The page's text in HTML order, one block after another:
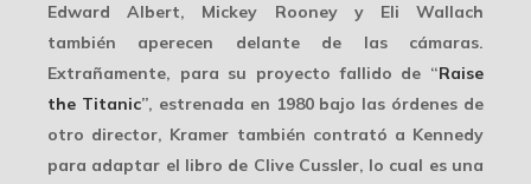
Edward Albert, Mickey Rooney y Eli Wallach
también aperecen delante de las cámaras.
Extrañamente, para su proyecto fallido de “Raise
the Titanic”, estrenada en 1980 bajo las órdenes de
otro director, Kramer también contrató a Kennedy
para adaptar el libro de Clive Cussler, lo cual es una